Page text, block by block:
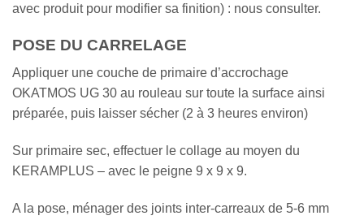
avec produit pour modifier sa finition) : nous consulter.
POSE DU CARRELAGE
Appliquer une couche de primaire d’accrochage
OKATMOS UG 30 au rouleau sur toute la surface ainsi
préparée, puis laisser sécher (2 à 3 heures environ)
Sur primaire sec, effectuer le collage au moyen du
KERAMPLUS – avec le peigne 9 x 9 x 9.
A la pose, ménager des joints inter-carreaux de 5-6 mm